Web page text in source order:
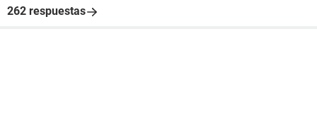
262 respuestas